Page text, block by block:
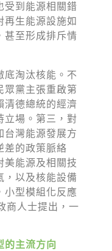
受到能源相關錯
再生能源設施如
甚至形成排斥情
底淘汰核能。不
眾黨主張重啟第
清德總統的經濟
立場。第三，對
台灣能源發展方
差的政策脈絡
美能源及相關技
，以及核能設備
小型模組化反應
商人士提出，一
的主流方向